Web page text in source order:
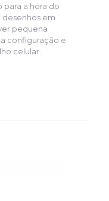
a hora do
desenhos em
pequena
configuração e
celular.